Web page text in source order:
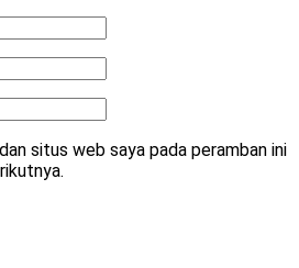
situs web saya pada peramban ini